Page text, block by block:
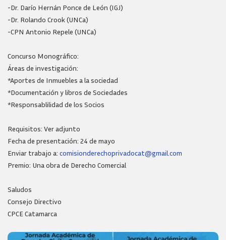
-Dr. Darío Hernán Ponce de León (IGJ)
-Dr. Rolando Crook (UNCa)
-CPN Antonio Repele (UNCa)
Concurso Monográfico:
Áreas de investigación:
*Aportes de Inmuebles a la sociedad
*Documentación y libros de Sociedades
*Responsablilidad de los Socios
Requisitos: Ver adjunto
Fecha de presentación: 24 de mayo
Enviar trabajo a: comisionderechoprivadocat@gmail.com
Premio: Una obra de Derecho Comercial
Saludos
Consejo Directivo
CPCE Catamarca